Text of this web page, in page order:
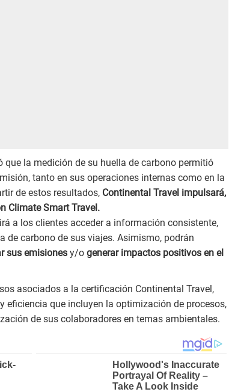
que la medición de su huella de carbono permitió
tanto en sus operaciones internas como en la
de estos resultados, Continental Travel impulsará,
Climate Smart Travel.
a los clientes acceder a información consistente,
de carbono de sus viajes. Asimismo, podrán
sus emisiones y/o generar impactos positivos en el
asociados a la certificación Continental Travel,
eficiencia que incluyen la optimización de procesos,
de sus colaboradores en temas ambientales.